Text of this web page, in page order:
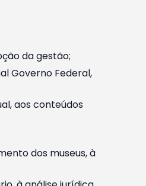
da gestão;
Governo Federal,
aos conteúdos
dos museus, à